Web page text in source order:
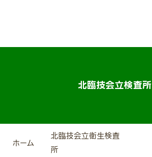
北臨技会立検査所
ホーム
北臨技会立衛生検査
所